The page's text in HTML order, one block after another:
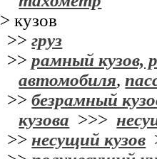
> кузов
>>груз
>>рамный кузов,
автомобиля,
>>безрамный
кузова >>>
>> несущий кузов